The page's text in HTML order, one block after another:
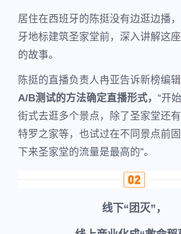
居住在西班牙的陈挺没有边逛边播
牙地标建筑圣家堂前，深入讲解这
的故事。
陈挺的直播负责人冉亚告诉新榜编
A/B测试的方法确定直播形式， “开
街式去逛多个景点，除了圣家堂还
特罗之家等，也试过在不同景点前
下来圣家堂的流量是最高的”。
线下“团灭”，